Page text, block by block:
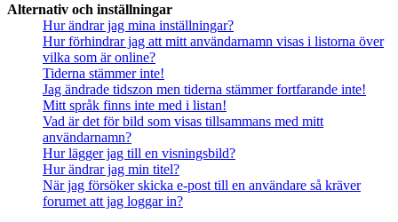
Alternativ och inställningar
Hur ändrar jag mina inställningar?
Hur förhindrar jag att mitt användarnamn visas i listorna över
vilka som är online?
Tiderna stämmer inte!
Jag ändrade tidszon men tiderna stämmer fortfarande inte!
Mitt språk finns inte med i listan!
Vad är det för bild som visas tillsammans med mitt
användarnamn?
Hur lägger jag till en visningsbild?
Hur ändrar jag min titel?
När jag försöker skicka e-post till en användare så kräver
forumet att jag loggar in?